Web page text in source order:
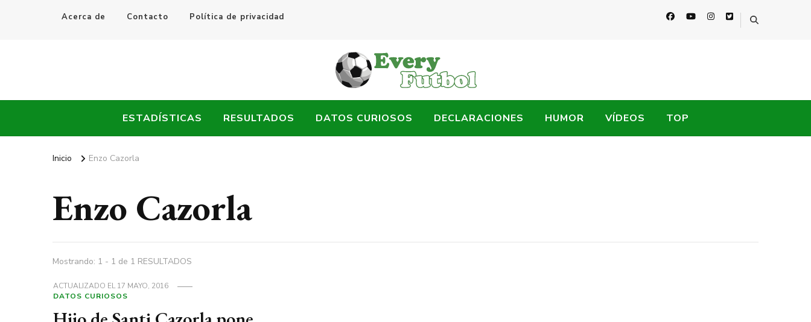
Acerca de Contacto Política de privacidad
Every Fútbol
ESTADÍSTICAS RESULTADOS DATOS CURIOSOS DECLARACIONES HUMOR VÍDEOS TOP
Inicio Enzo Cazorla
Enzo Cazorla
Mostrando: 1 - 1 de 1 RESULTADOS
ACTUALIZADO EL17 MAYO, 2016
DATOS CURIOSOS